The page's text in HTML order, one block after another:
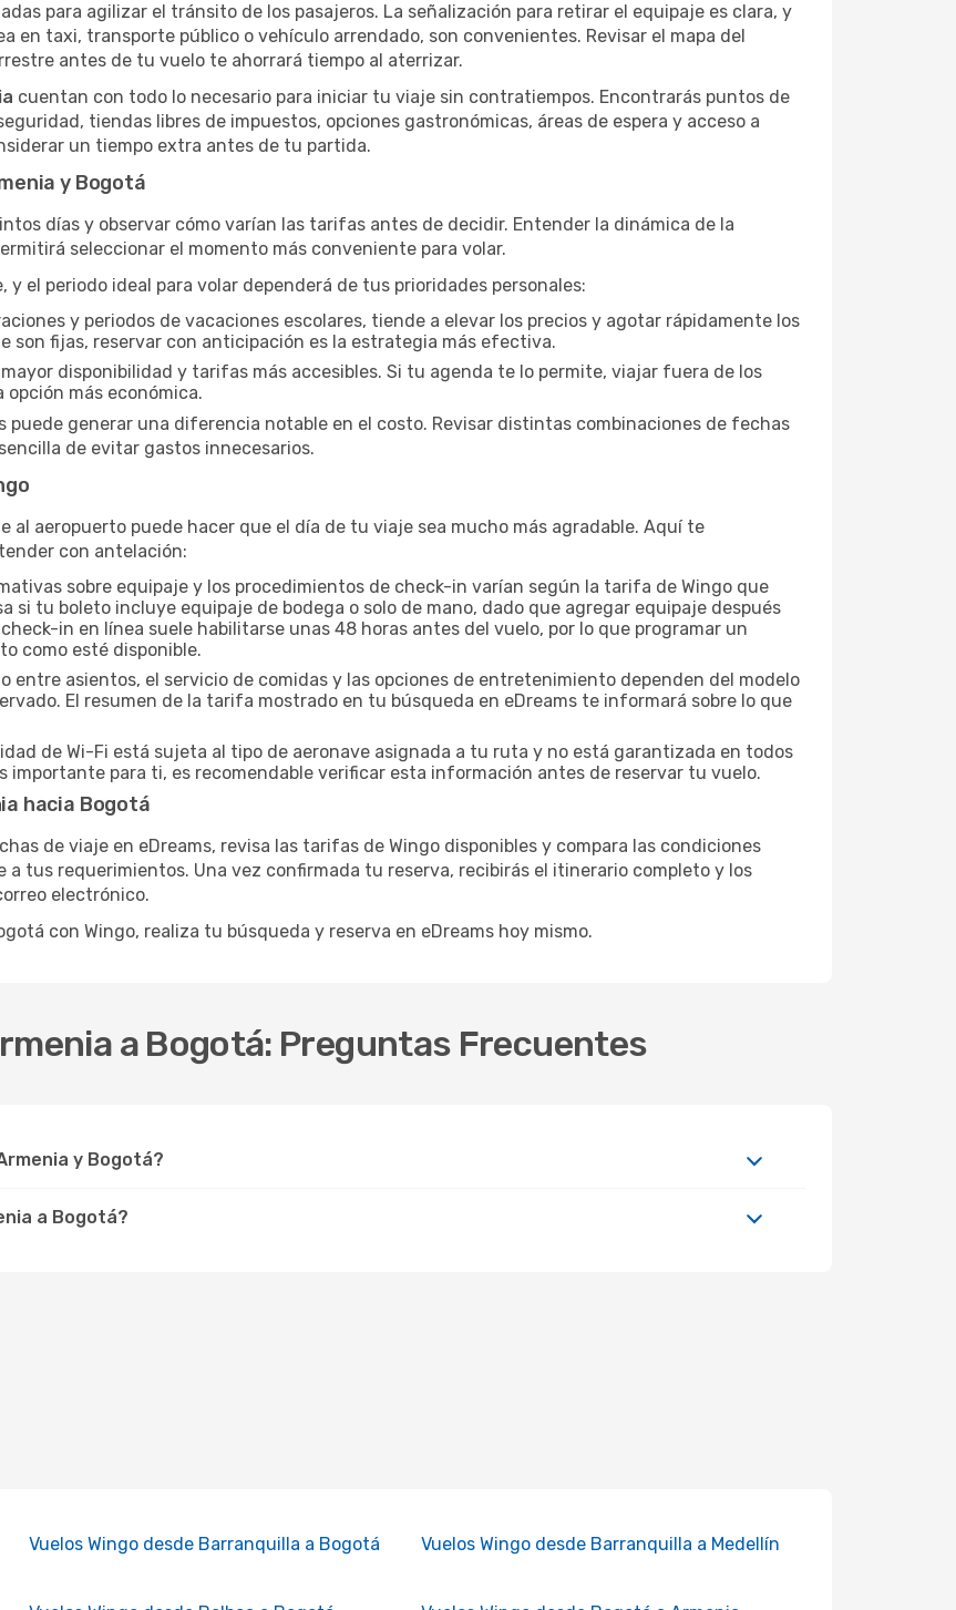
para agilizar el tránsito de los pasajeros. La señalización para retirar el equipaje es clara, y
en taxi, transporte público o vehículo arrendado, son convenientes. Revisar el mapa del
antes de tu vuelo te ahorrará tiempo al aterrizar.
cuentan con todo lo necesario para iniciar tu viaje sin contratiempos. Encontrarás puntos de
tiendas libres de impuestos, opciones gastronómicas, áreas de espera y acceso a
un tiempo extra antes de tu partida.
y Bogotá
días y observar cómo varían las tarifas antes de decidir. Entender la dinámica de la
seleccionar el momento más conveniente para volar.
el periodo ideal para volar dependerá de tus prioridades personales:
y periodos de vacaciones escolares, tiende a elevar los precios y agotar rápidamente los
son fijas, reservar con anticipación es la estrategia más efectiva.
disponibilidad y tarifas más accesibles. Si tu agenda te lo permite, viajar fuera de los
opción más económica.
puede generar una diferencia notable en el costo. Revisar distintas combinaciones de fechas
de evitar gastos innecesarios.
aeropuerto puede hacer que el día de tu viaje sea mucho más agradable. Aquí te
con antelación:
sobre equipaje y los procedimientos de check-in varían según la tarifa de Wingo que
si tu boleto incluye equipaje de bodega o solo de mano, dado que agregar equipaje después
in en línea suele habilitarse unas 48 horas antes del vuelo, por lo que programar un
como esté disponible.
entre asientos, el servicio de comidas y las opciones de entretenimiento dependen del modelo
El resumen de la tarifa mostrado en tu búsqueda en eDreams te informará sobre lo que
de Wi-Fi está sujeta al tipo de aeronave asignada a tu ruta y no está garantizada en todos
para ti, es recomendable verificar esta información antes de reservar tu vuelo.
hacia Bogotá
de viaje en eDreams, revisa las tarifas de Wingo disponibles y compara las condiciones
tus requerimientos. Una vez confirmada tu reserva, recibirás el itinerario completo y los
electrónico.
con Wingo, realiza tu búsqueda y reserva en eDreams hoy mismo.
a Bogotá: Preguntas Frecuentes
y Bogotá?
a Bogotá?
Vuelos Wingo desde Barranquilla a Bogotá Vuelos Wingo desde Barranquilla a Medellín